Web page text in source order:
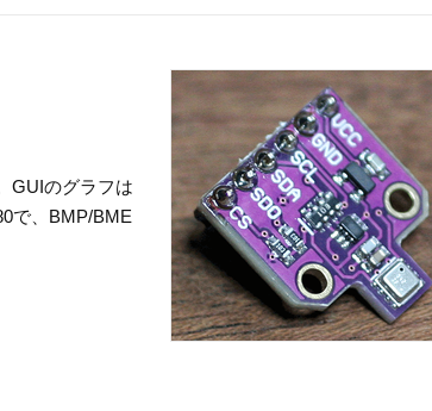
GUIのグラフは
で、BMP/BME